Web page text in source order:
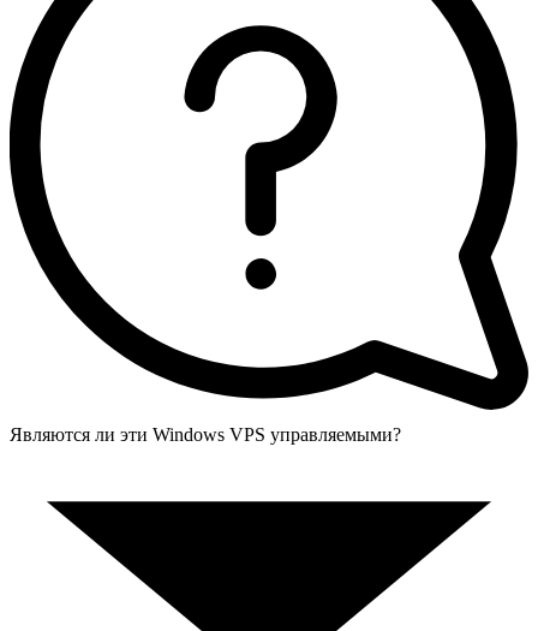
Являются ли эти Windows VPS управляемыми?